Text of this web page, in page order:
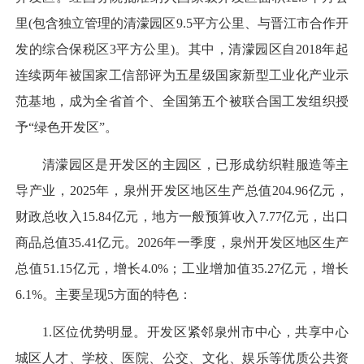
里(包含独立管理的清濛园区9.5平方公里、与晋江市合作开
发的综合保税区3平方公里)。其中，清濛园区自2018年起
连续两年被国家工信部评为五星级国家新型工业化产业示
范基地，成为全省首个、全国第五个被联合国工发组织授
予“绿色开发区”。
清濛园区是开发区的主园区，已形成纺织鞋服造等主
导产业，2025年，泉州开发区地区生产总值204.96亿元，
财政总收入15.84亿元，地方一般预算收入7.77亿元，出口
商品总值35.41亿元。2026年一季度，泉州开发区地区生产
总值51.15亿元，增长4.0%；工业增加值35.27亿元，增长
6.1%。主要呈现5方面的特色：
1.区位优势明显。开发区紧邻泉州市中心，共享中心
城区人才、学校、医院、公交、文化、娱乐等优质公共资